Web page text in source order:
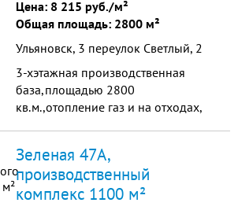
Цена: 8 215 руб./м²
Общая площадь: 2800 м²
Ульяновск, 3 переулок Светлый, 2
3-хэтажная производственная
база,площадью 2800
кв.м.,отопление газ и на отходах,
на ул. Волжскую, имеются ж/д пути,
открытая стоянка.
Зеленая 47А,
производственный
комплекс 1100 м²